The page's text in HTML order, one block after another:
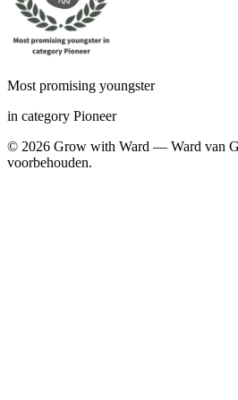
Most promising youngster
in category Pioneer
© 2026 Grow with Ward — Ward van
voorbehouden.